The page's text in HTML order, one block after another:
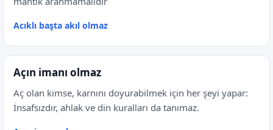
Acıklı başta akıl olmaz
Açın imanı olmaz
Aç olan kimse, karnını doyurabilmek için her şeyi yapar:
İnsafsızdır, ahlak ve din kuralları da tanımaz.